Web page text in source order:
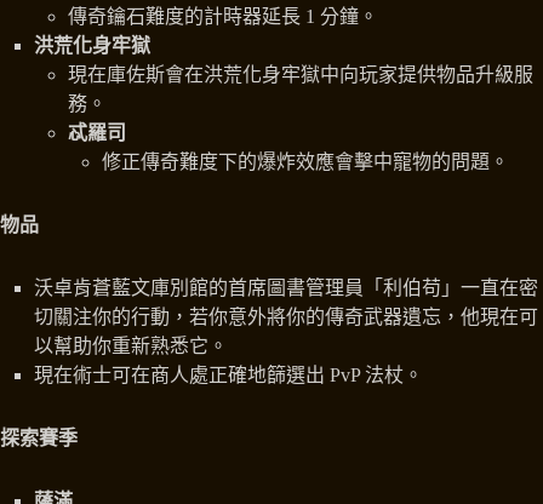
傳奇鑰石難度的計時器延長 1 分鐘。
洪荒化身牢獄
現在庫佐斯會在洪荒化身牢獄中向玩家提供物品升級服
務。
忒羅司
修正傳奇難度下的爆炸效應會擊中寵物的問題。
物品
沃卓肯蒼藍文庫別館的首席圖書管理員「利伯苟」一直在密
切關注你的行動，若你意外將你的傳奇武器遺忘，他現在可
以幫助你重新熟悉它。
現在術士可在商人處正確地篩選出 PvP 法杖。
探索賽季